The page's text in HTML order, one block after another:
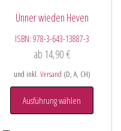
Ünner wieden Heven
ISBN: 978-3-643-13887-3
ab 14,90 €
und inkl. Versand (D, A, CH)
Ausführung wählen